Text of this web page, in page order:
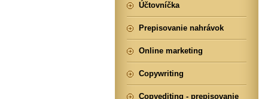
Účtovníčka
Prepisovanie nahrávok
Online marketing
Copywriting
Copyediting - prepisovanie